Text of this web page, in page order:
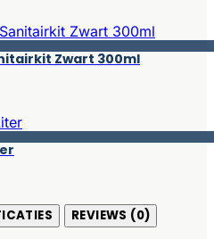
Zwart 300ml
REVIEWS (0)